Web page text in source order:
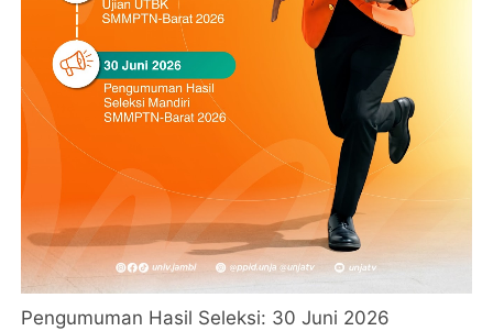
Pengumuman Hasil Seleksi: 30 Juni 2026